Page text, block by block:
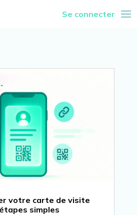
Se connecter
votre carte de visite
simples